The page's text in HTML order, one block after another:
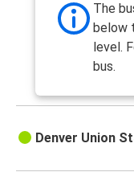
The
below
level.
bus.
Denver Union